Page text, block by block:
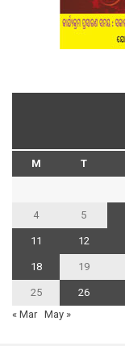
M T
4 5
11 12
18 19
25 26
« Mar May »